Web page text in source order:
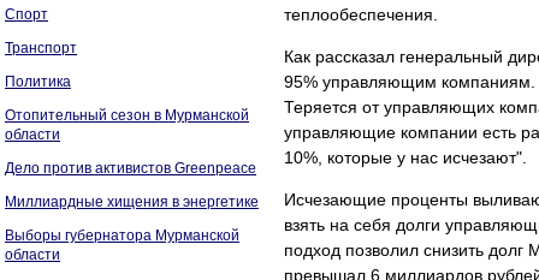
Спорт
Транспорт
Политика
Отопительный сезон в Мурманской
области
Дело против активистов Greenpeace
Миллиардные хищения в энергетике
Выборы губернатора Мурманской
области
теплообеспечения.
Как рассказал генеральный
95% управляющим компаниям.
Теряется от управляющих
управляющие компании есть
10%, которые у нас исчезают".
Исчезающие проценты
взять на себя долги
подход позволил снизить
превышал 6 миллиардов